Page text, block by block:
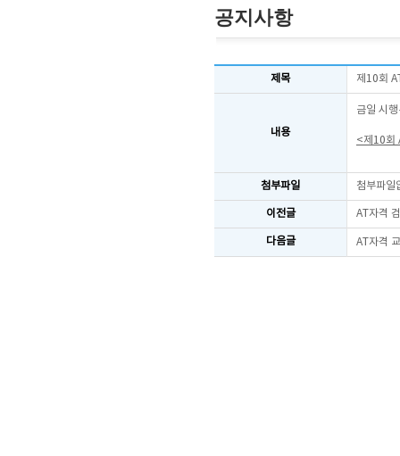
공지사항
제목 제10회
내용
금일 시
<제10회
첨부파일 첨부파일
이전글 AT자격
다음글 AT자격